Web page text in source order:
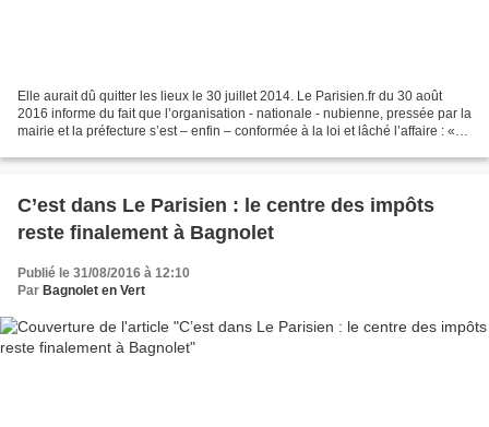
Elle aurait dû quitter les lieux le 30 juillet 2014. Le Parisien.fr du 30 août
2016 informe du fait que l’organisation - nationale - nubienne, pressée par la
mairie et la préfecture s’est – enfin – conformée à la loi et lâché l’affaire : «
C’est dans Le Parisien : le centre des impôts
reste finalement à Bagnolet
Publié le 31/08/2016 à 12:10
Par Bagnolet en Vert